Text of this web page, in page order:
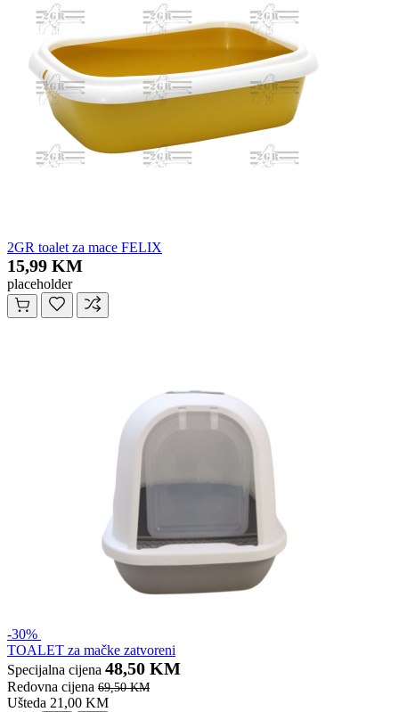
2GR toalet za mace FELIX
15,99 KM
placeholder
-30%
TOALET za mačke zatvoreni
Specijalna cijena 48,50 KM
Redovna cijena 69,50 KM
Ušteda 21,00 KM